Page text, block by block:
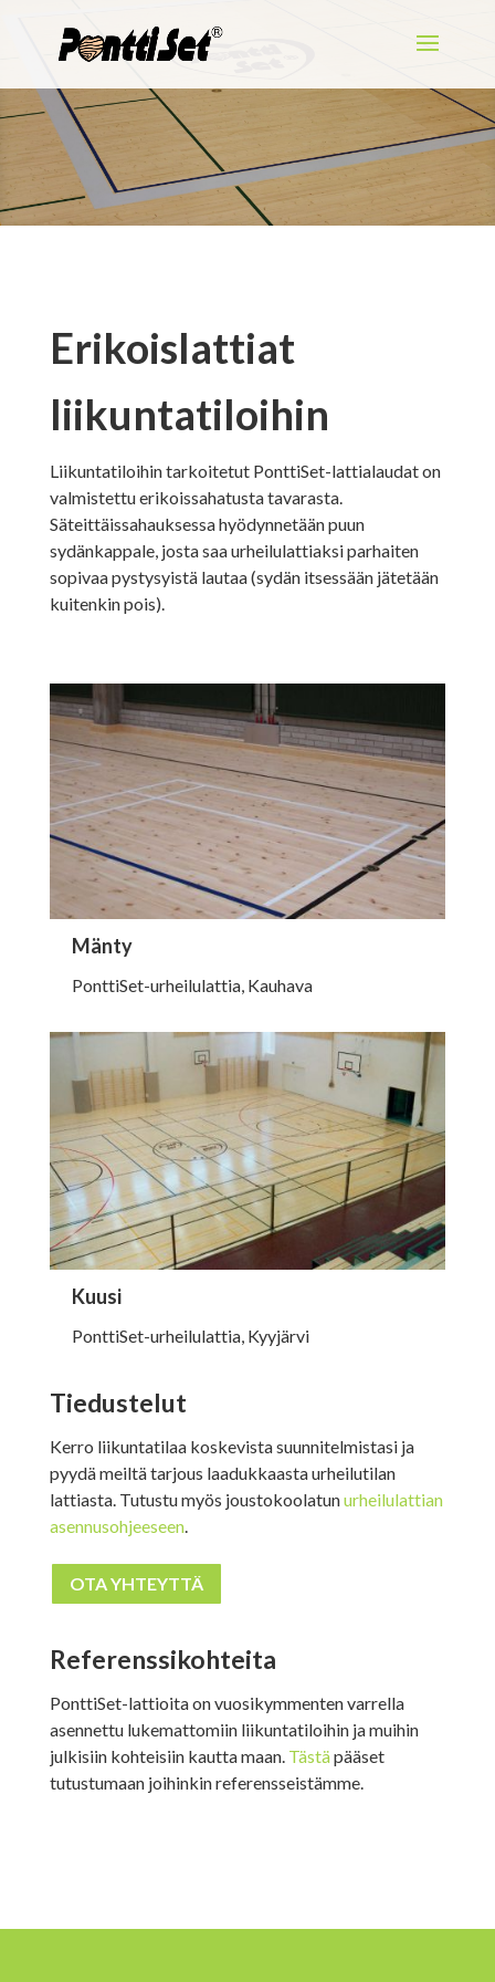
Erikoislattiat
liikuntatiloihin
Liikuntatiloihin tarkoitetut PonttiSet-lattialaudat on
valmistettu erikoissahatusta tavarasta.
Säteittäissahauksessa hyödynnetään puun
sydänkappale, josta saa urheilulattiaksi parhaiten
sopivaa pystysyistä lautaa (sydän itsessään jätetään
kuitenkin pois).
Mänty
PonttiSet-urheilulattia, Kauhava
Kuusi
PonttiSet-urheilulattia, Kyyjärvi
Tiedustelut
Kerro liikuntatilaa koskevista suunnitelmistasi ja
pyydä meiltä tarjous laadukkaasta urheilutilan
lattiasta. Tutustu myös joustokoolatunurheilulattian
asennusohjeeseen.
OTA YHTEYTTÄ
Referenssikohteita
PonttiSet-lattioita on vuosikymmenten varrella
asennettu lukemattomiin liikuntatiloihin ja muihin
julkisiin kohteisiin kautta maan. Tästäpääset
tutustumaan joihinkin referensseistämme.